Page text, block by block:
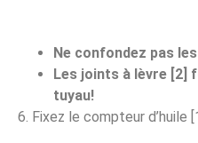
Ne confondez pas
Les joints à lèvre [2]
tuyau!
6. Fixez le compteur d’huile